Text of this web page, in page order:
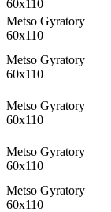
60x110
Metso Gyratory
60x110
Metso Gyratory
60x110
Metso Gyratory
60x110
Metso Gyratory
60x110
Metso Gyratory
60x110